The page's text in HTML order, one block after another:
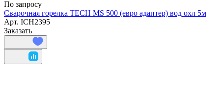
По запросу
Сварочная горелка TECH MS 500 (евро адаптер) вод охл 5м
Арт. ICH2395
Заказать